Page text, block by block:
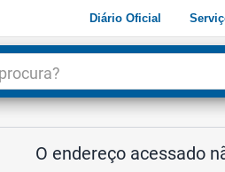
Diário Oficial
O endereço acessado